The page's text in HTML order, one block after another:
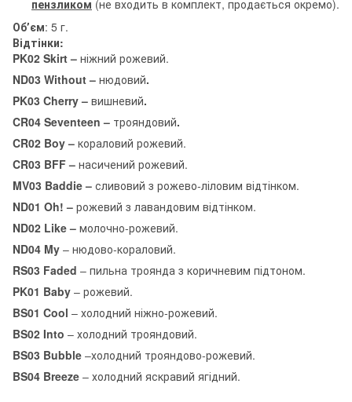
пензликом (не входить в комплект, продається окремо).
Обʼєм: 5 г.
Відтінки:
PK02 Skirt – ніжний рожевий.
ND03 Without – нюдовий.
PK03 Cherry – вишневий.
CR04 Seventeen – трояндовий.
CR02 Boy – кораловий рожевий.
CR03 BFF – насичений рожевий.
MV03 Baddie – сливовий з рожево-ліловим відтінком.
ND01 Oh! – рожевий з лавандовим відтінком.
ND02 Like – молочно-рожевий.
ND04 My – нюдово-кораловий.
RS03 Faded – пильна троянда з коричневим підтоном.
PK01 Baby – рожевий.
BS01 Cool – холодний ніжно-рожевий.
BS02 Into – холодний трояндовий.
BS03 Bubble –холодний трояндово-рожевий.
BS04 Breeze – холодний яскравий ягідний.